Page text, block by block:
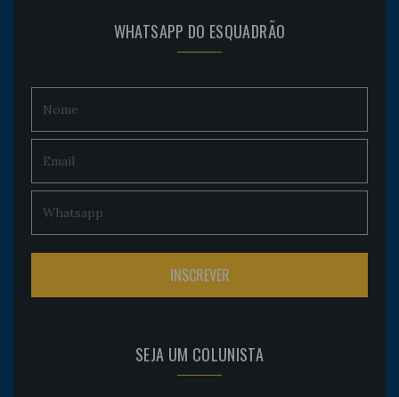
WHATSAPP DO ESQUADRÃO
SEJA UM COLUNISTA